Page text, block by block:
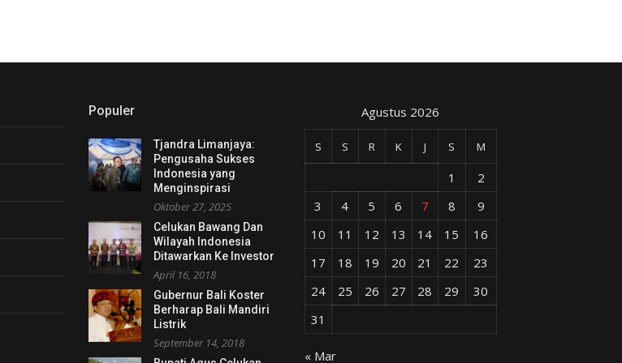
Populer
Tjandra Limanjaya:
Pengusaha Sukses
Indonesia yang
Menginspirasi
Oktober 27, 2025
Celukan Bawang Dan
Wilayah Indonesia
Ditawarkan Ke Investor
April 16, 2018
Gubernur Bali Koster
Berharap Bali Mandiri
Listrik
September 14, 2018
Agustus 2026
S S R K J S M
1
2
3
4 5 6 7 8
9
10
11 12 13 14 15
16
17
18 19 20 21 22
23
24
25 26 27 28 29
30
31
« Mar